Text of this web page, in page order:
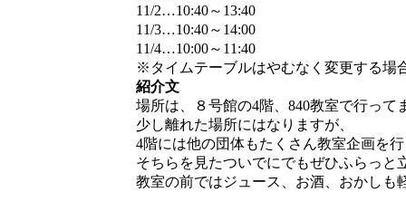
11/2…10:40～13:40
11/3…10:40～14:00
11/4…10:00～11:40
※タイムテーブルはやむなく変更する場
紹介文
場所は、８号館の4階、840教室で行って
少し離れた場所にはなりますが、
4階には他の団体もたくさん教室企画を
そちらを見たついでにでもぜひふらっと
教室の前ではジュース、お酒、おかしも